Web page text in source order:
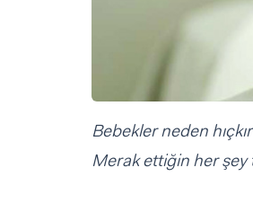
Bebekler neden
Merak ettiğin her şey